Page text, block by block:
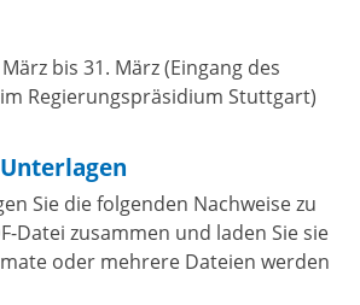
bis 31. März (Eingang des
Regierungspräsidium Stuttgart)
Sie die folgenden Nachweise zu
Datei zusammen und laden Sie sie
oder mehrere Dateien werden